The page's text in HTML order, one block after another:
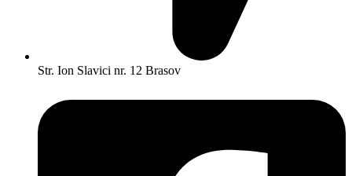
Str. Ion Slavici nr. 12 Brasov